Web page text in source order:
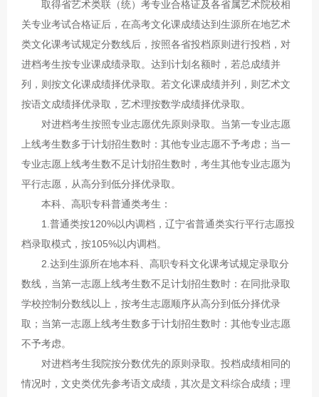
取得省艺术类联（统）考专业合格证及各省属艺术院校相
关专业考试合格证后，在高考文化课成绩达到生源所在地艺术
类文化课考试规定分数线后，按照各省投档原则进行投档，对
进档考生按专业课成绩录取。达到计划名额时，若总成绩并
列，则按文化课成绩择优录取。若文化课成绩并列，则艺术文
按语文成绩择优录取，艺术理按数学成绩择优录取。
对进档考生按照专业志愿优先原则录取。当第一专业志愿
上线考生数多于计划招生数时：其他专业志愿不予考虑；当一
专业志愿上线考生数不足计划招生数时，考生其他专业志愿为
平行志愿，从高分到低分择优录取。
本科、高职专科普通类考生：
1.普通类按120%以内调档，辽宁省普通类实行平行志愿投
档录取模式，按105%以内调档。
2.达到生源所在地本科、高职专科文化课考试规定录取分
数线，当第一志愿上线考生数不足计划招生数时：在同批录取
学校控制分数线以上，按考生志愿顺序从高分到低分择优录
取；当第一志愿上线考生数多于计划招生数时：其他专业志愿
不予考虑。
对进档考生我院按分数优先的原则录取。投档成绩相同的
情况时，文史类优先参考语文成绩，其次是文科综合成绩；理